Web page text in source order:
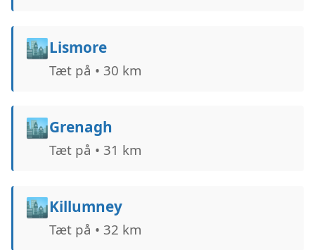
🏙️Lismore
Tæt på • 30 km
🏙️Grenagh
Tæt på • 31 km
🏙️Killumney
Tæt på • 32 km